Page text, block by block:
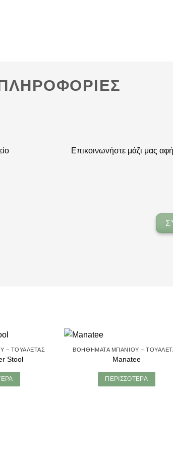
Επικοινωνήστε μάζι μας
– ΤΟΥΑΛΈΤΑΣ
Stool
ΒΟΗΘΉΜΑΤΑ ΜΠΆΝΙΟΥ –
Manatee
ΠΕΡΙΣΣΌΤΕΡΑ